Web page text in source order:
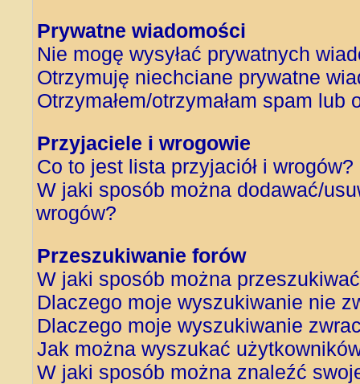
Prywatne wiadomości
Nie mogę wysyłać prywatnych
Otrzymuję niechciane prywatne
Otrzymałem/otrzymałam spam
Przyjaciele i wrogowie
Co to jest lista przyjaciół i wrogów?
W jaki sposób można dodawać/
wrogów?
Przeszukiwanie forów
W jaki sposób można
Dlaczego moje wyszukiwanie nie
Dlaczego moje wyszukiwanie
Jak można wyszukać
W jaki sposób można znaleźć